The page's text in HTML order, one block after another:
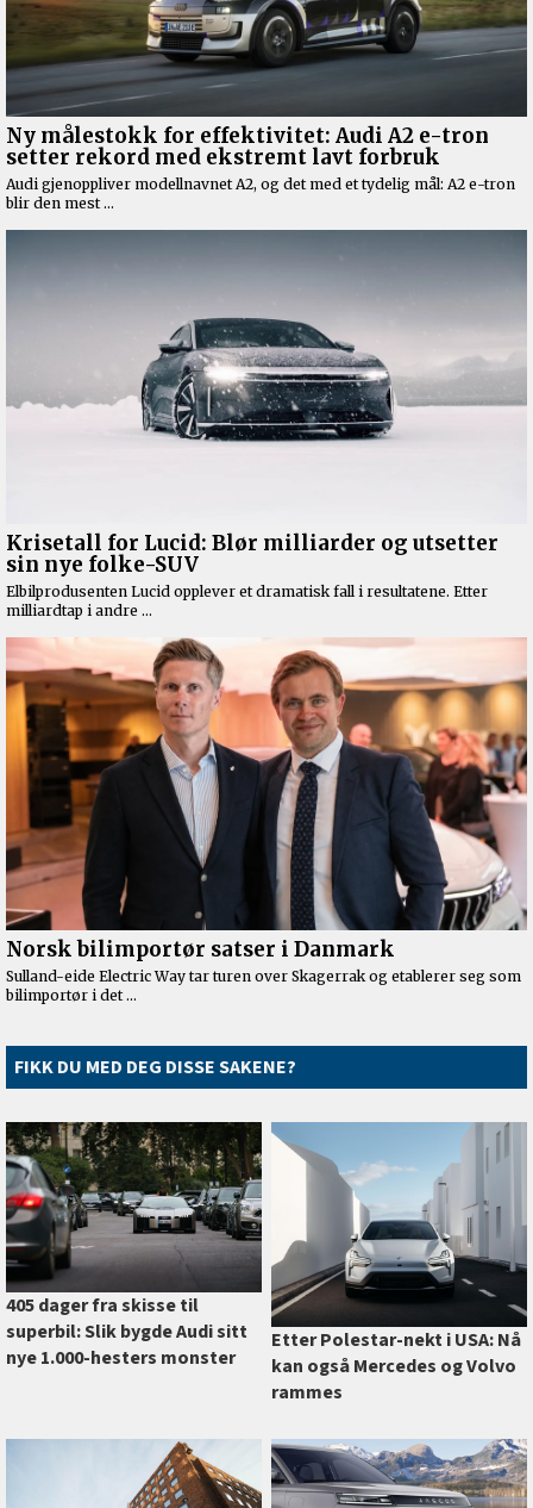
FIKK DU MED DEG DISSE SAKENE?
405 dager fra skisse til
superbil: Slik bygde Audi sitt
nye 1.000-hesters monster
Etter Polestar-nekt i USA: Nå
kan også Mercedes og Volvo
rammes